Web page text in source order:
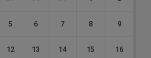
5 6 7 8 9
12 13 14 15 16